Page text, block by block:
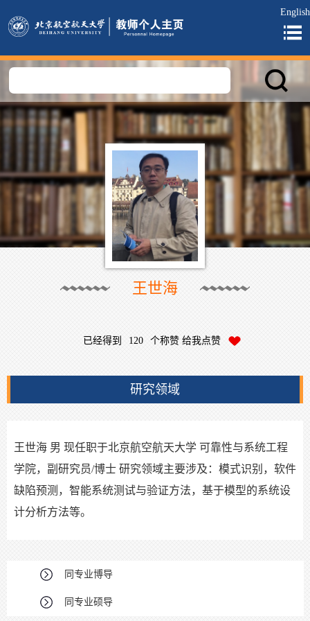
English
王世海
已经得到 120 个称赞 给我点赞
研究领域
王世海 男 现任职于北京航空航天大学 可靠性与系统工程
学院，副研究员/博士 研究领域主要涉及：模式识别，软件
缺陷预测，智能系统测试与验证方法，基于模型的系统设
计分析方法等。
同专业博导
同专业硕导